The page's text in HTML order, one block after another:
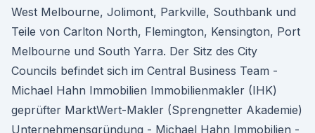
West Melbourne, Jolimont, Parkville, Southbank und
Teile von Carlton North, Flemington, Kensington, Port
Melbourne und South Yarra. Der Sitz des City
Councils befindet sich im Central Business Team -
Michael Hahn Immobilien Immobilienmakler (IHK)
geprüfter MarktWert-Makler (Sprengnetter Akademie)
Unternehmensgründung - Michael Hahn Immobilien -